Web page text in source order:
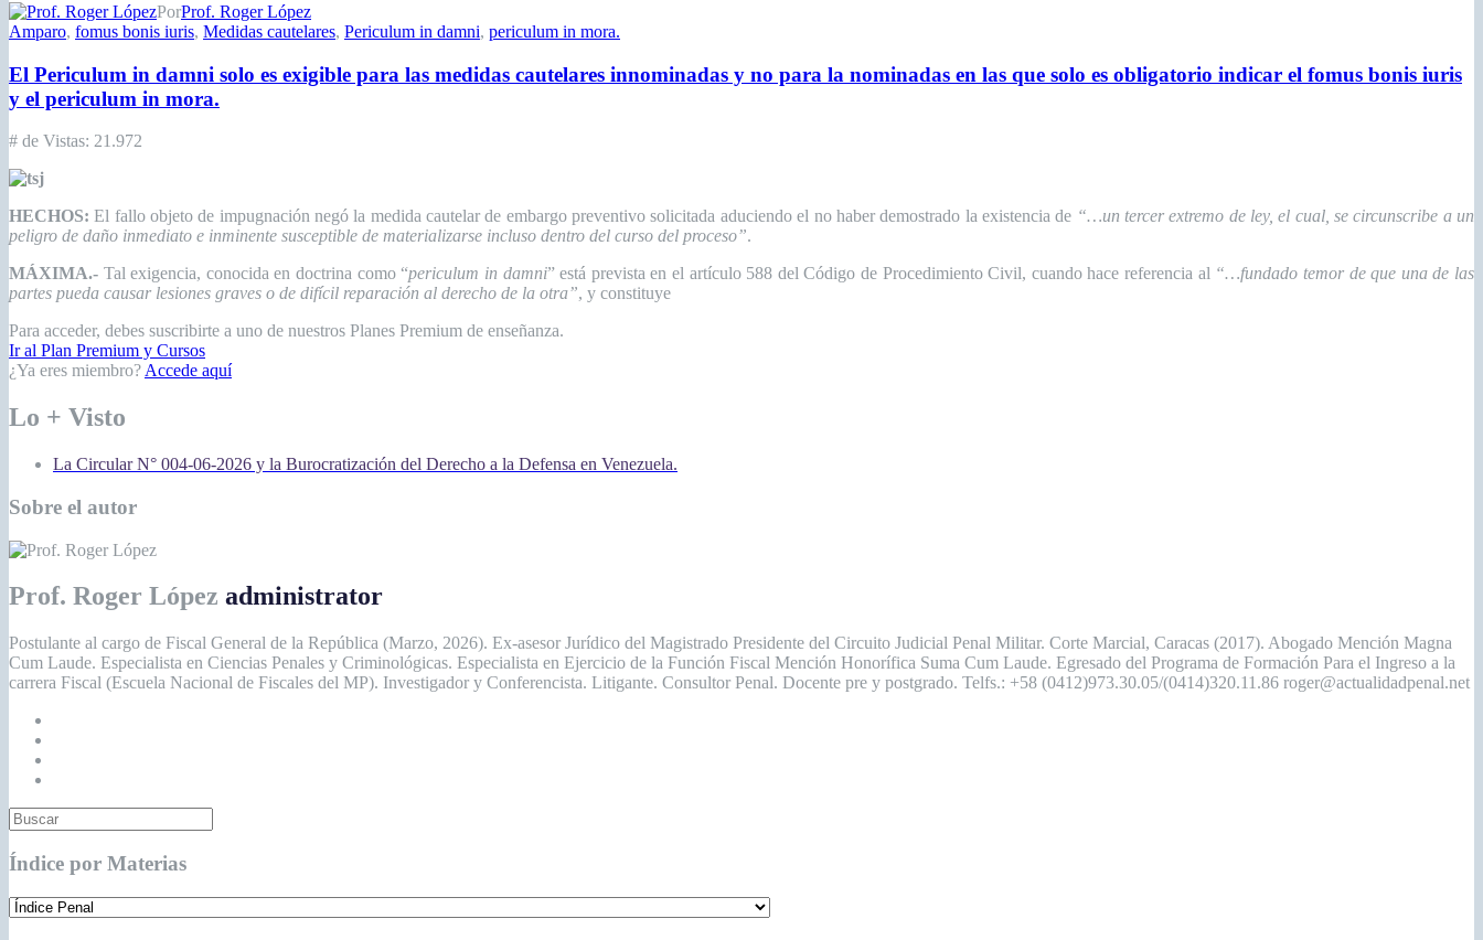
PorProf. Roger López
Amparo, fomus bonis iuris, Medidas cautelares, Periculum in damni, periculum in mora.
El Periculum in damni solo es exigible para las medidas cautelares innominadas y no para la nominadas en las que solo es obligatorio indicar el fomus bonis iuris
y el periculum in mora.
# de Vistas: 21.972
HECHOS: El fallo objeto de impugnación negó la medida cautelar de embargo preventivosolicitada aduciendo el no haber demostrado la existencia de “…un tercer extremo de ley, el cual, se circunscribe a un
peligro de daño inmediato e inminente susceptible de materializarse incluso dentro del curso del proceso”.
MÁXIMA.- Tal exigencia, conocida en doctrina como “periculum in damni” está prevista en el artículo 588 del Código de Procedimiento Civil, cuando hace referencia al “…fundado temor de que una de las
partes pueda causar lesiones graves o de difícil reparación al derecho de la otra”, y constituye
Para acceder, debes suscribirte a uno de nuestros Planes Premium de enseñanza.
Ir al Plan Premium y Cursos
¿Ya eres miembro? Accede aquí
Lo + Visto
La Circular N° 004-06-2026 y la Burocratización del Derecho a la Defensa en Venezuela.
Sobre el autor
Prof. Roger López administrator
Postulante al cargo de Fiscal General de la República (Marzo, 2026). Ex-asesor Jurídico del Magistrado Presidente del Circuito Judicial Penal Militar. Corte Marcial, Caracas (2017). Abogado Mención Magna
Cum Laude. Especialista en Ciencias Penales y Criminológicas. Especialista en Ejercicio de la Función Fiscal Mención Honorífica Suma Cum Laude. Egresado del Programa de Formación Para el Ingreso a la
carrera Fiscal (Escuela Nacional de Fiscales del MP). Investigador y Conferencista. Litigante. Consultor Penal. Docente pre y postgrado. Telfs.: +58 (0412)973.30.05/(0414)320.11.86 roger@actualidadpenal.net
Índice por Materias